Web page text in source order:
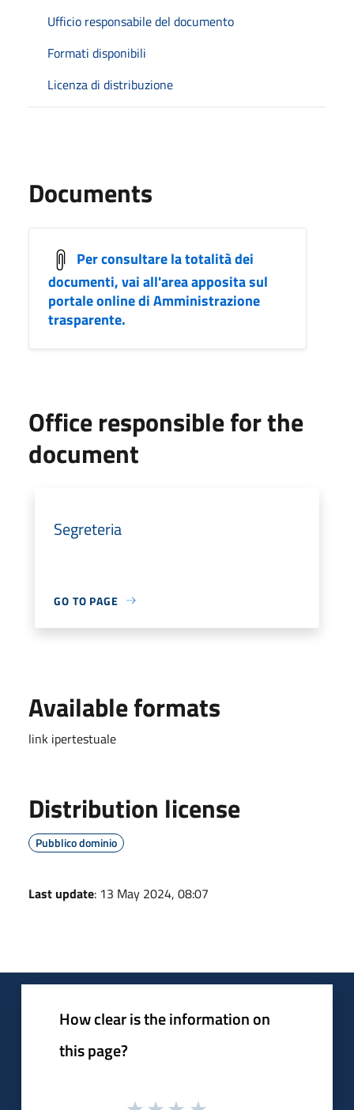
Ufficio responsabile del documento
Formati disponibili
Licenza di distribuzione
Documents
Per consultare la totalità dei
documenti, vai all'area apposita sul
portale online di Amministrazione
trasparente.
Office responsible for the
document
Segreteria
GO TO PAGE
Available formats
link ipertestuale
Distribution license
Pubblico dominio
Last update: 13 May 2024, 08:07
How clear is the information on
this page?